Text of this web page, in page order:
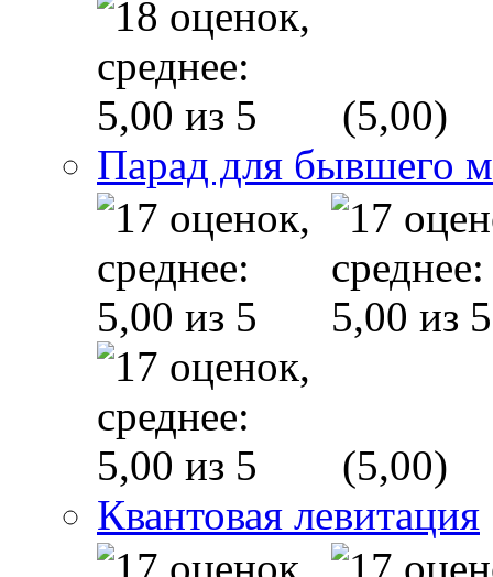
(5,00)
Парад для бывшего
(5,00)
Квантовая левитация